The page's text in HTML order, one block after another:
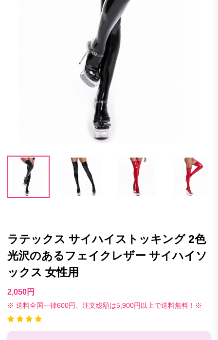
ラテックス サイハイストッキング 2色
光沢のあるフェイクレザー サイハイソ
ックス 女性用
2,050円
※ 送料全国一律600円、注文総額は5,900円以上で送料無料！※